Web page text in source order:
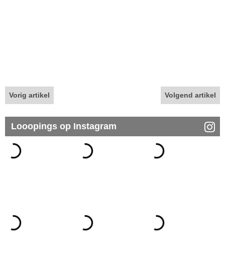
Vorig artikel Volgend artikel
Looopings op Instagram